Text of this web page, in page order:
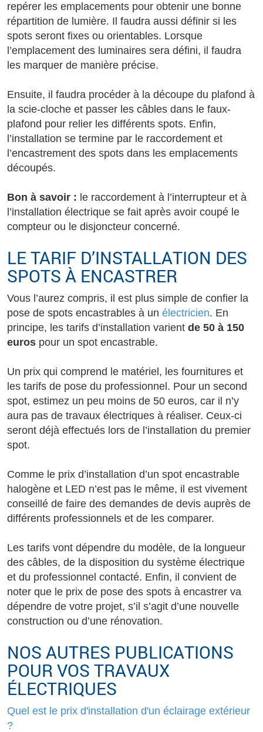
repérer les emplacements pour obtenir une bonne
répartition de lumière. Il faudra aussi définir si les
spots seront fixes ou orientables. Lorsque
l’emplacement des luminaires sera défini, il faudra
les marquer de manière précise.
Ensuite, il faudra procéder à la découpe du plafond à
la scie-cloche et passer les câbles dans le faux-
plafond pour relier les différents spots. Enfin,
l’installation se termine par le raccordement et
l’encastrement des spots dans les emplacements
découpés.
Bon à savoir : le raccordement à l’interrupteur et à
l’installation électrique se fait après avoir coupé le
compteur ou le disjoncteur concerné.
LE TARIF D’INSTALLATION DES
SPOTS À ENCASTRER
Vous l’aurez compris, il est plus simple de confier la
pose de spots encastrables à un électricien. En
principe, les tarifs d’installation varient de 50 à 150
euros pour un spot encastrable.
Un prix qui comprend le matériel, les fournitures et
les tarifs de pose du professionnel. Pour un second
spot, estimez un peu moins de 50 euros, car il n’y
aura pas de travaux électriques à réaliser. Ceux-ci
seront déjà effectués lors de l’installation du premier
spot.
Comme le prix d’installation d’un spot encastrable
halogène et LED n’est pas le même, il est vivement
conseillé de faire des demandes de devis auprès de
différents professionnels et de les comparer.
Les tarifs vont dépendre du modèle, de la longueur
des câbles, de la disposition du système électrique
et du professionnel contacté. Enfin, il convient de
noter que le prix de pose des spots à encastrer va
dépendre de votre projet, s’il s’agit d’une nouvelle
construction ou d’une rénovation.
NOS AUTRES PUBLICATIONS
POUR VOS TRAVAUX
ÉLECTRIQUES
Quel est le prix d'installation d'un éclairage extérieur
?